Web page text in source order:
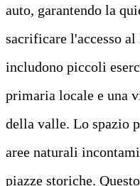
auto, garantendo la
sacrificare l'accesso
includono piccoli
primaria locale e una
della valle. Lo spazio
aree naturali
piazze storiche.